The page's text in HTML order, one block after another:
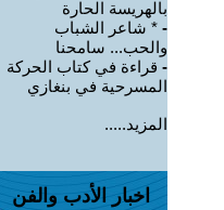
بالهريسة الحارة
- * شاعر الشباب
والحب... سامحنا
- قراءة في كتاب الحركة
المسرحية في بنغازي
المزيد.....
اخبار الأدب والفن